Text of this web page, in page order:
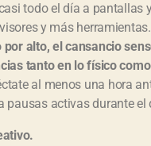
todo el día a pantallas
y más herramientas.
alto, el cansancio
tanto en lo físico
al menos una hora
pausas activas durante el